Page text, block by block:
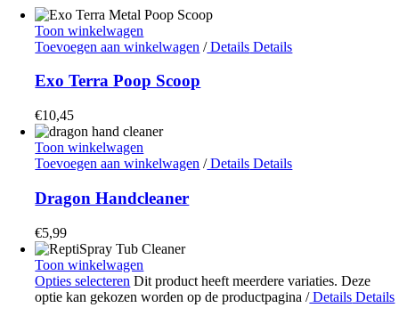
Toon winkelwagen
Toevoegen aan winkelwagen /Details Details
Exo Terra Poop Scoop
€10,45
Toon winkelwagen
Toevoegen aan winkelwagen /Details Details
Dragon Handcleaner
€5,99
Toon winkelwagen
Opties selecteren Dit product heeft meerdere variaties. Deze
optie kan gekozen worden op de productpagina/Details Details